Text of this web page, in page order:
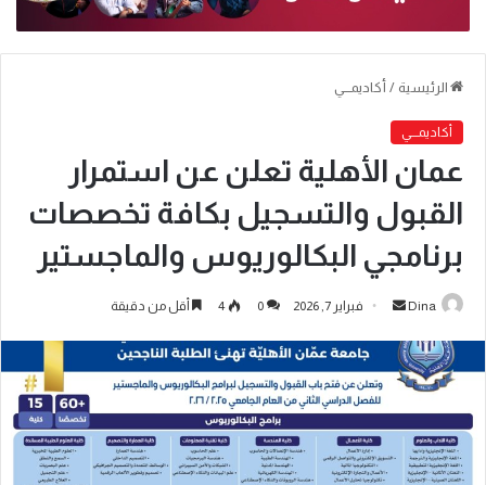
الرئيسية / أكاديمـــي
أكاديمـــي
عمان الأهلية تعلن عن استمرار
القبول والتسجيل بكافة تخصصات
برنامجي البكالوريوس والماجستير
Dina فبراير 7, 2026 0
4 أقل من دقيقة